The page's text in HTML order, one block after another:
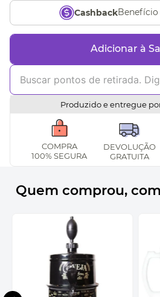
Cashback
Adicionar à
Produzido e entregue
COMPRA
100% SEGURA
DEVOLUÇÃO
GRATUITA
Quem comprou,